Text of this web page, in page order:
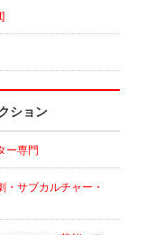
ション
ー専門
・サブカルチャー・